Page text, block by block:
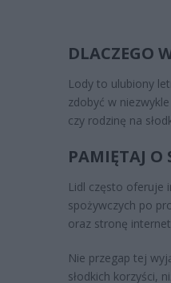
DLACZEGO
Lody to ulubiony
zdobyć w
czy rodzinę na
PAMIĘTAJ
Lidl często oferuje
spożywczych po
oraz stronę
Nie przegap tej
słodkich korzyści,